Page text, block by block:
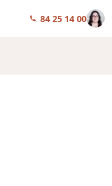
01 84 25 14 00